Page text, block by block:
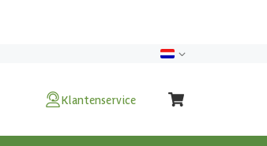
Klantenservice